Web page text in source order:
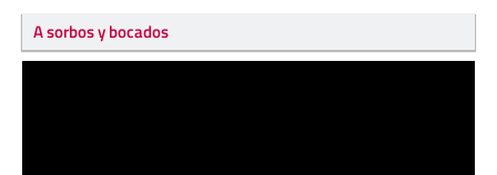
A sorbos y bocados